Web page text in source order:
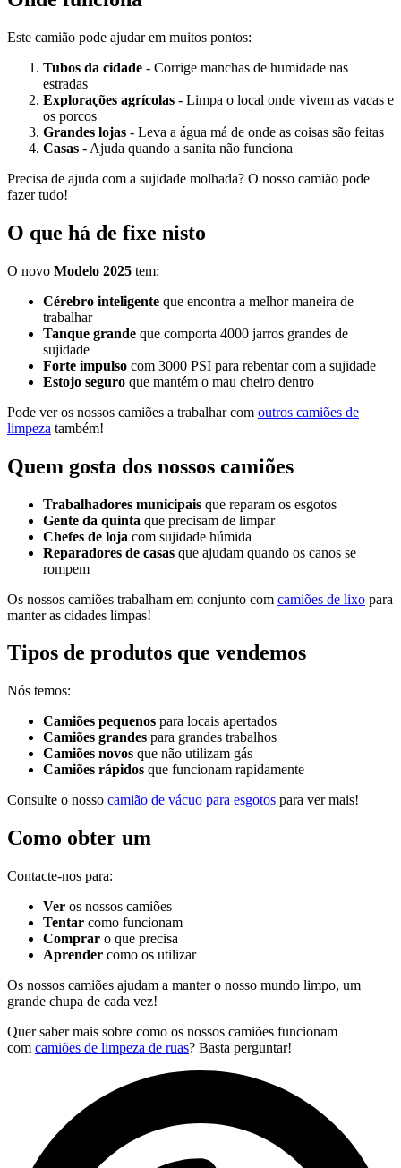
Este camião pode ajudar em muitos pontos:
Tubos da cidade - Corrige manchas de humidade nas
estradas
Explorações agrícolas - Limpa o local onde vivem as vacas e
os porcos
Grandes lojas - Leva a água má de onde as coisas são feitas
Casas - Ajuda quando a sanita não funciona
Precisa de ajuda com a sujidade molhada? O nosso camião pode
fazer tudo!
O que há de fixe nisto
O novo Modelo 2025 tem:
Cérebro inteligente que encontra a melhor maneira de
trabalhar
Tanque grande que comporta 4000 jarros grandes de
sujidade
Forte impulso com 3000 PSI para rebentar com a sujidade
Estojo seguro que mantém o mau cheiro dentro
Pode ver os nossos camiões a trabalhar com outros camiões de
limpeza também!
Quem gosta dos nossos camiões
Trabalhadores municipais que reparam os esgotos
Gente da quinta que precisam de limpar
Chefes de loja com sujidade húmida
Reparadores de casas que ajudam quando os canos se
rompem
Os nossos camiões trabalham em conjunto com camiões de lixo para
manter as cidades limpas!
Tipos de produtos que vendemos
Nós temos:
Camiões pequenos para locais apertados
Camiões grandes para grandes trabalhos
Camiões novos que não utilizam gás
Camiões rápidos que funcionam rapidamente
Consulte o nosso camião de vácuo para esgotos para ver mais!
Como obter um
Contacte-nos para:
Ver os nossos camiões
Tentar como funcionam
Comprar o que precisa
Aprender como os utilizar
Os nossos camiões ajudam a manter o nosso mundo limpo, um
grande chupa de cada vez!
Quer saber mais sobre como os nossos camiões funcionam
com camiões de limpeza de ruas? Basta perguntar!